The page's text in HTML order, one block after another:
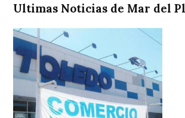
Ultimas Noticias de Mar del